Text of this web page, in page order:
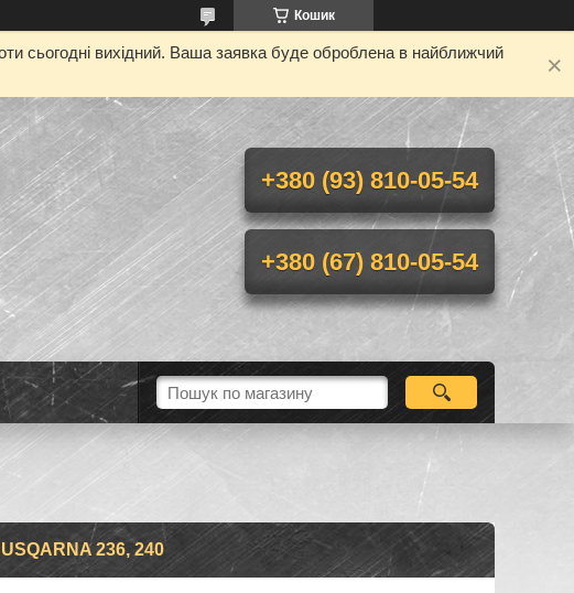
Кошик
сьогодні вихідний. Ваша заявка буде оброблена в найближчий
+380 (93) 810-05-54
+380 (67) 810-05-54
236, 240